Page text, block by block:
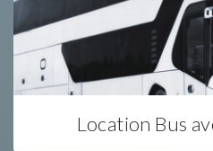
Location Bus